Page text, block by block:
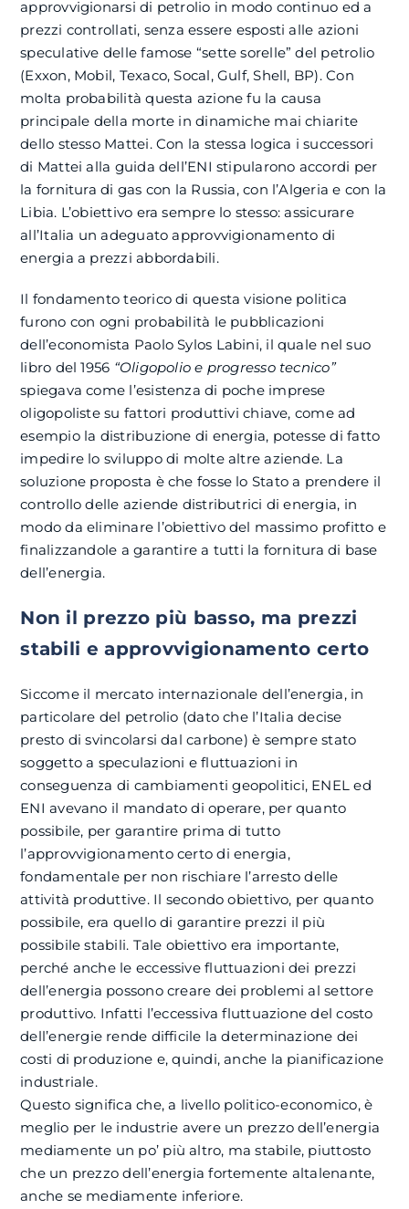
approvvigionarsi di petrolio in modo continuo ed a
prezzi controllati, senza essere esposti alle azioni
speculative delle famose “sette sorelle” del petrolio
(Exxon, Mobil, Texaco, Socal, Gulf, Shell, BP). Con
molta probabilità questa azione fu la causa
principale della morte in dinamiche mai chiarite
dello stesso Mattei. Con la stessa logica i successori
di Mattei alla guida dell’ENI stipularono accordi per
la fornitura di gas con la Russia, con l’Algeria e con la
Libia. L’obiettivo era sempre lo stesso: assicurare
all’Italia un adeguato approvvigionamento di
energia a prezzi abbordabili.
Il fondamento teorico di questa visione politica
furono con ogni probabilità le pubblicazioni
dell’economista Paolo Sylos Labini, il quale nel suo
libro del 1956 “Oligopolio e progresso tecnico”
spiegava come l’esistenza di poche imprese
oligopoliste su fattori produttivi chiave, come ad
esempio la distribuzione di energia, potesse di fatto
impedire lo sviluppo di molte altre aziende. La
soluzione proposta è che fosse lo Stato a prendere il
controllo delle aziende distributrici di energia, in
modo da eliminare l’obiettivo del massimo profitto e
finalizzandole a garantire a tutti la fornitura di base
dell’energia.
Non il prezzo più basso, ma prezzi
stabili e approvvigionamento certo
Siccome il mercato internazionale dell’energia, in
particolare del petrolio (dato che l’Italia decise
presto di svincolarsi dal carbone) è sempre stato
soggetto a speculazioni e fluttuazioni in
conseguenza di cambiamenti geopolitici, ENEL ed
ENI avevano il mandato di operare, per quanto
possibile, per garantire prima di tutto
l’approvvigionamento certo di energia,
fondamentale per non rischiare l’arresto delle
attività produttive. Il secondo obiettivo, per quanto
possibile, era quello di garantire prezzi il più
possibile stabili. Tale obiettivo era importante,
perché anche le eccessive fluttuazioni dei prezzi
dell’energia possono creare dei problemi al settore
produttivo. Infatti l’eccessiva fluttuazione del costo
dell’energie rende difficile la determinazione dei
costi di produzione e, quindi, anche la pianificazione
industriale.
Questo significa che, a livello politico-economico, è
meglio per le industrie avere un prezzo dell’energia
mediamente un po’ più altro, ma stabile, piuttosto
che un prezzo dell’energia fortemente altalenante,
anche se mediamente inferiore.